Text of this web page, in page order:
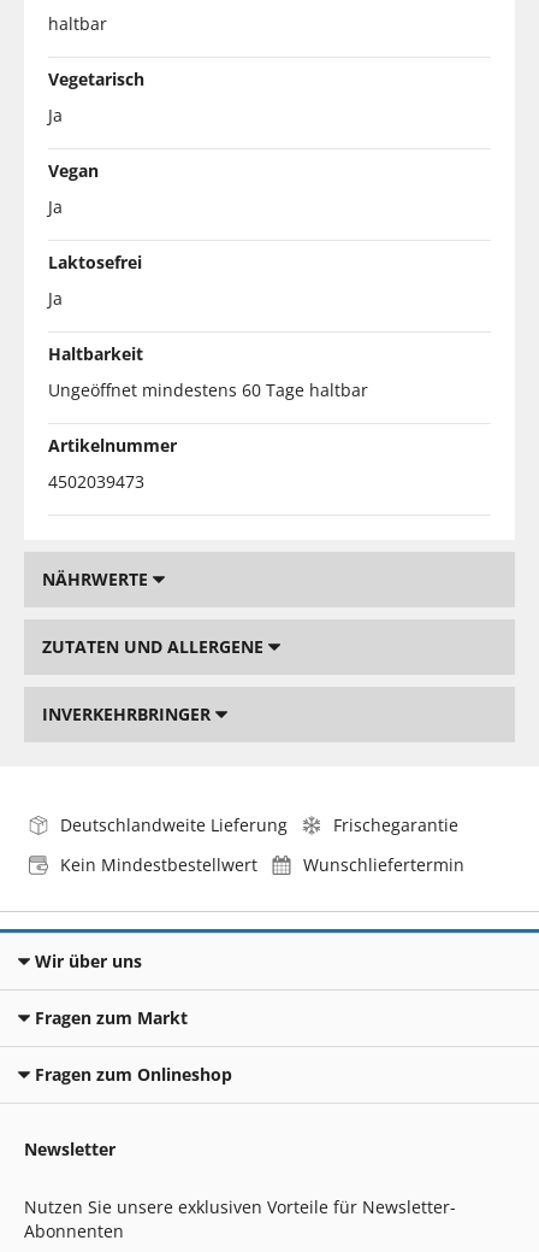
haltbar
Vegetarisch
Ja
Vegan
Ja
Laktosefrei
Ja
Haltbarkeit
Ungeöffnet mindestens 60 Tage haltbar
Artikelnummer
4502039473
NÄHRWERTE
ZUTATEN UND ALLERGENE
INVERKEHRBRINGER
Deutschlandweite Lieferung
Frischegarantie
Kein Mindestbestellwert
Wunschliefertermin
Wir über uns
Fragen zum Markt
Fragen zum Onlineshop
Newsletter
Nutzen Sie unsere exklusiven Vorteile für Newsletter-
Abonnenten